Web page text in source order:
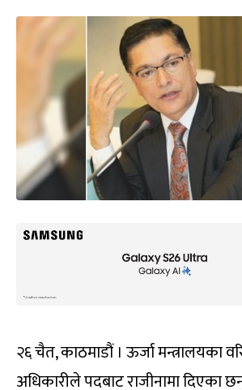
२६ चैत, काठमाडौं । ऊर्जा मन्त्रालयका
अधिकारीले पदबाट राजीनामा दिएका